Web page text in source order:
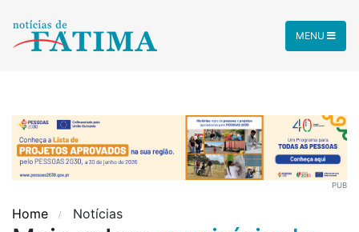
MENU
PUB
Home Notícias